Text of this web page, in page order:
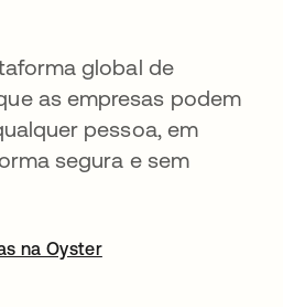
global de
as empresas podem
pessoa, em
segura e sem
na Oyster